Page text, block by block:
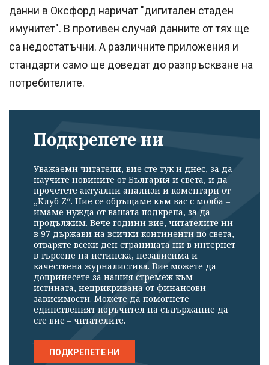
данни в Оксфорд наричат "дигитален стаден
имунитет". В противен случай данните от тях ще
са недостатъчни. А различните приложения и
стандарти само ще доведат до разпръскване на
потребителите.
Подкрепете ни
Уважаеми читатели, вие сте тук и днес, за да
научите новините от България и света, и да
прочетете актуални анализи и коментари от
„Клуб Z“. Ние се обръщаме към вас с молба –
имаме нужда от вашата подкрепа, за да
продължим. Вече години вие, читателите ни
в 97 държави на всички континенти по света,
отваряте всеки ден страницата ни в интернет
в търсене на истинска, независима и
качествена журналистика. Вие можете да
допринесете за нашия стремеж към
истината, неприкривана от финансови
зависимости. Можете да помогнете
единственият поръчител на съдържание да
сте вие – читателите.
ПОДКРЕПЕТЕ НИ